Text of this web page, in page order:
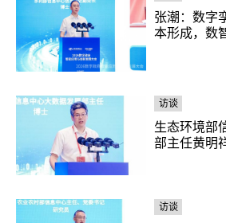
张潮：数字
本形成，数
访谈
生态环境部
部主任黄明
访谈